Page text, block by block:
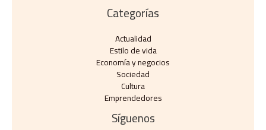
Categorías
Actualidad
Estilo de vida
Economía y negocios​
Sociedad
Cultura
Emprendedores
Síguenos